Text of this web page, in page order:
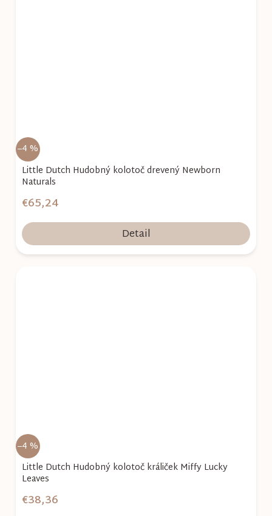
–4 %
Little Dutch Hudobný kolotoč drevený Newborn
Naturals
€65,24
Detail
–4 %
Little Dutch Hudobný kolotoč králiček Miffy Lucky
Leaves
€38,36